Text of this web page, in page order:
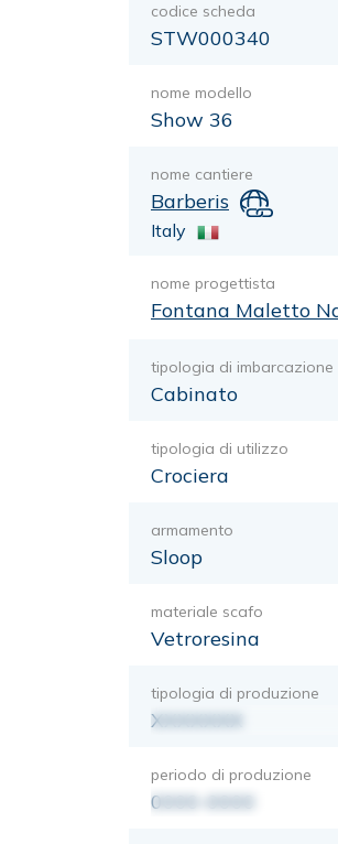
codice scheda
STW000340
nome modello
Show 36
nome cantiere
Barberis
Italy
nome progettista
Fontana Maletto
tipologia di imbarcazione
Cabinato
tipologia di utilizzo
Crociera
armamento
Sloop
materiale scafo
Vetroresina
tipologia di produzione
XXXXXXX
periodo di produzione
0000-0000